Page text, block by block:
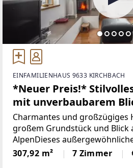
EINFAMILIENHAUS 9633 KIRCHBACH
*Neuer Preis!*
mit unverbaubarem
Karnischen Alpen
Charmantes und großzügiges
großem Grundstück und Blick
AlpenDieses
bietet viel Platz, modernes
großzügige
307,92 m² 7 Zimmer